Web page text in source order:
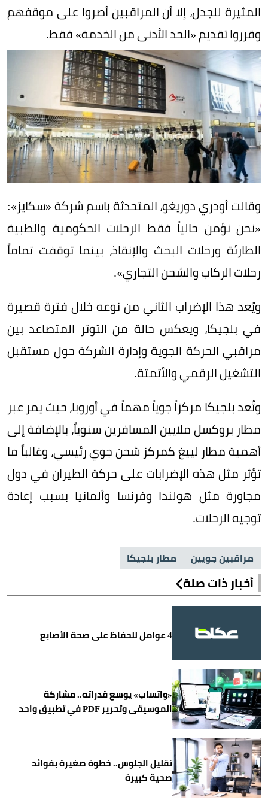
المثيرة للجدل، إلا أن المراقبين أصروا على موقفهم
وقرروا تقديم «الحد الأدنى من الخدمة» فقط.
وقالت أودري دوريغو، المتحدثة باسم شركة «سكايز»:
«نحن نؤمن حالياً فقط الرحلات الحكومية والطبية
الطارئة ورحلات البحث والإنقاذ، بينما توقفت تماماً
رحلات الركاب والشحن التجاري».
ويُعد هذا الإضراب الثاني من نوعه خلال فترة قصيرة
في بلجيكا، ويعكس حالة من التوتر المتصاعد بين
مراقبي الحركة الجوية وإدارة الشركة حول مستقبل
التشغيل الرقمي والأتمتة.
وتُعد بلجيكا مركزاً جوياً مهماً في أوروبا، حيث يمر عبر
مطار بروكسل ملايين المسافرين سنوياً، بالإضافة إلى
أهمية مطار لييغ كمركز شحن جوي رئيسي، وغالباً ما
تؤثر مثل هذه الإضرابات على حركة الطيران في دول
مجاورة مثل هولندا وفرنسا وألمانيا بسبب إعادة
توجيه الرحلات.
مراقبين جويين مطار بلجيكا
أخبار ذات صلة
4 عوامل للحفاظ على صحة الأصابع
«واتساب» يوسع قدراته.. مشاركة
الموسيقى وتحرير PDF في تطبيق واحد
تقليل الجلوس.. خطوة صغيرة بفوائد
صحية كبيرة